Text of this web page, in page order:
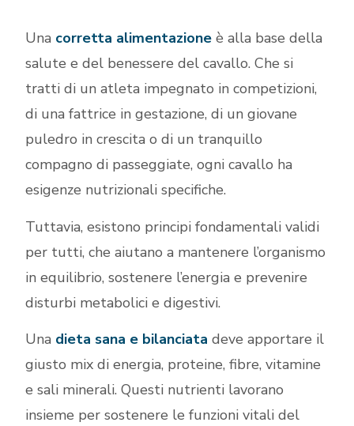
Una corretta alimentazione è alla base della
salute e del benessere del cavallo. Che si
tratti di un atleta impegnato in competizioni,
di una fattrice in gestazione, di un giovane
puledro in crescita o di un tranquillo
compagno di passeggiate, ogni cavallo ha
esigenze nutrizionali specifiche.
Tuttavia, esistono principi fondamentali validi
per tutti, che aiutano a mantenere l’organismo
in equilibrio, sostenere l’energia e prevenire
disturbi metabolici e digestivi.
Una dieta sana e bilanciata deve apportare il
giusto mix di energia, proteine, fibre, vitamine
e sali minerali. Questi nutrienti lavorano
insieme per sostenere le funzioni vitali del